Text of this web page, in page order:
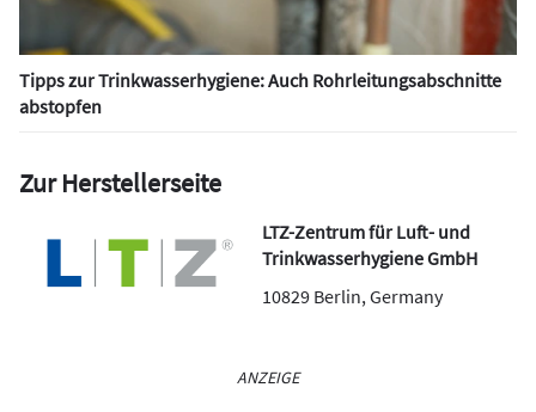
Tipps zur Trinkwasserhygiene: Auch Rohrleitungsabschnitte
abstopfen
Zur Herstellerseite
LTZ-Zentrum für Luft- und
Trinkwasserhygiene GmbH
10829 Berlin,Germany
ANZEIGE